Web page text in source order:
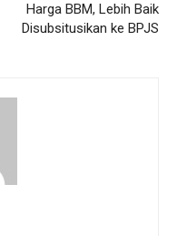
Harga BBM, Lebih Baik
Disubsitusikan ke BPJS